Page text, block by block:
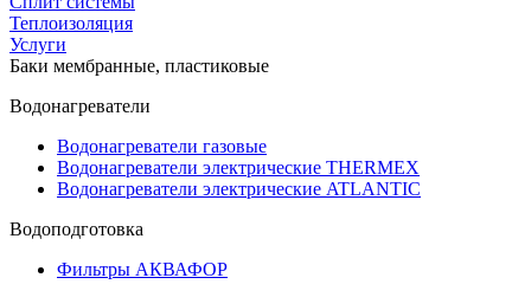
Теплоизоляция
Услуги
Баки мембранные, пластиковые
Водонагреватели
Водонагреватели газовые
Водонагреватели электрические THERMEX
Водонагреватели электрические ATLANTIC
Водоподготовка
Фильтры АКВАФОР